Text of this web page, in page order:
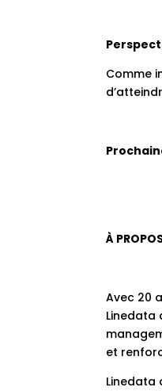
Comme
À
Avec 20
Linedata
et
Linedata